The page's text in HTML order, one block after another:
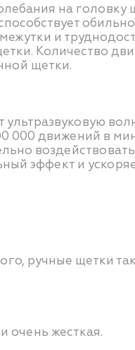
на головку
и
Количество
щетки.
000 движений в
эффект и
ручные щетки
очень жесткая.